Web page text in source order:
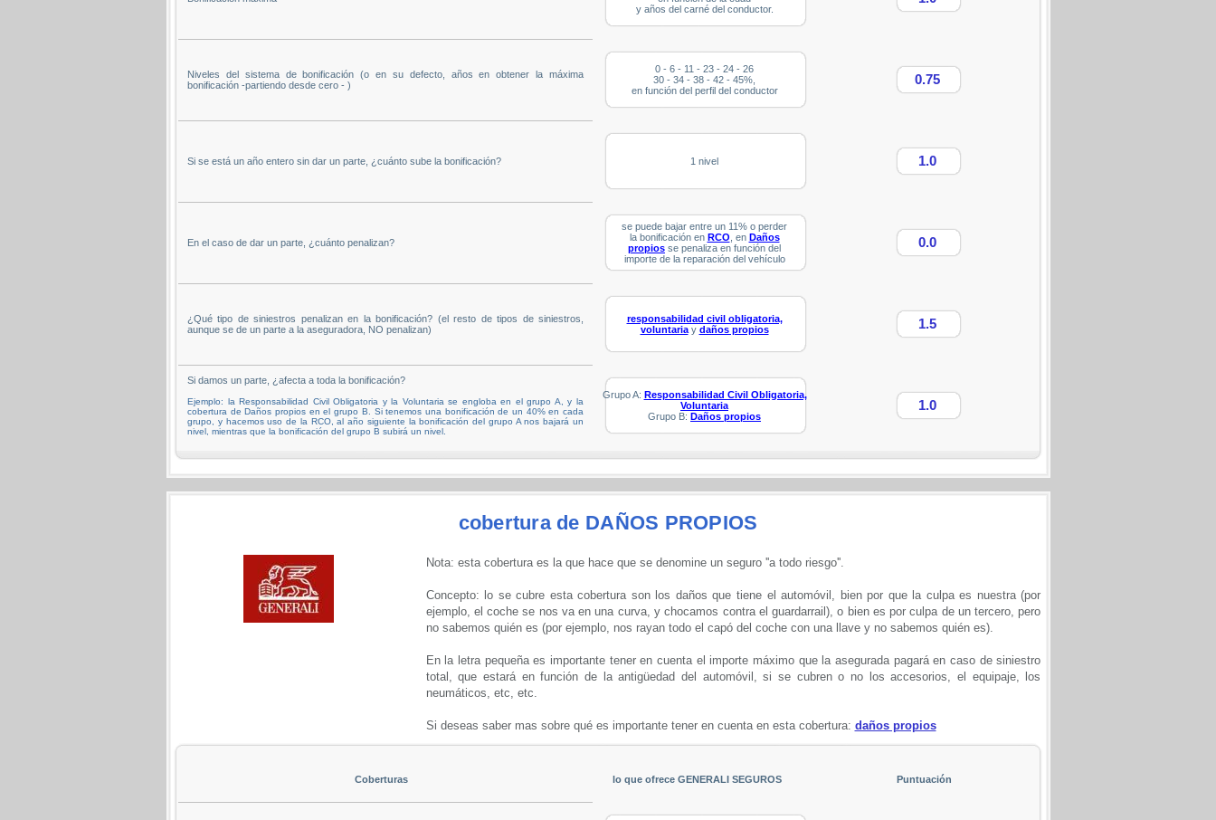
y años del carné del conductor.
Niveles del sistema de bonificación (o en su defecto, años en obtener la máxima
bonificación -partiendo desde cero - )
0 - 6 - 11 - 23 - 24 - 26
30 - 34 - 38 - 42 - 45%,
en función del perfil del conductor
0.75
Si se está un año entero sin dar un parte, ¿cuánto sube la bonificación? 1 nivel 1.0
En el caso de dar un parte, ¿cuánto penalizan?
se puede bajar entre un 11% o perder
la bonificación en RCO , en Daños
propios se penaliza en función del
importe de la reparación del vehículo
0.0
¿Qué tipo de siniestros penalizan en la bonificación? (el resto de tipos de siniestros,
aunque se de un parte a la aseguradora, NO penalizan)
responsabilidad civil obligatoria,
voluntariay daños propios 1.5
Si damos un parte, ¿afecta a toda la bonificación?
Ejemplo: la Responsabilidad Civil Obligatoria y la Voluntaria se engloba en el grupo A, y la
cobertura de Daños propios en el grupo B. Si tenemos una bonificación de un 40% en cada
grupo, y hacemos uso de la RCO, al año siguiente la bonificación del grupo A nos bajará un
nivel, mientras que la bonificación del grupo B subirá un nivel.
Grupo A: Responsabilidad Civil Obligatoria,
Voluntaria
Grupo B: Daños propios
1.0
cobertura de DAÑOS PROPIOS
Nota: esta cobertura es la que hace que se denomine un seguro ''a todo riesgo''.
Concepto: lo se cubre esta cobertura son los daños que tiene el automóvil, bien por que la culpa es nuestra (por
ejemplo, el coche se nos va en una curva, y chocamos contra el guardarrail), o bien es por culpa de un tercero, pero
no sabemos quién es (por ejemplo, nos rayan todo el capó del coche con una llave y no sabemos quién es).
En la letra pequeña es importante tener en cuenta el importe máximo que la asegurada pagará en caso de siniestro
total, que estará en función de la antigüedad del automóvil, si se cubren o no los accesorios, el equipaje, los
neumáticos, etc, etc.
Si deseas saber mas sobre qué es importante tener en cuenta en esta cobertura: daños propios
Coberturas lo que ofrece GENERALI SEGUROS Puntuación